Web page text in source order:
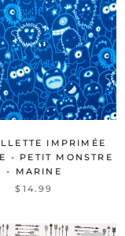
IMPRIMÉE
- PETIT MONSTRE
- MARINE
$14.99